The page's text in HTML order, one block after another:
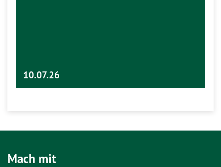
10.07.26
Mach mit